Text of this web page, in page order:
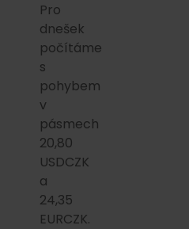
Pro
dnešek
počítáme
s
pohybem
v
pásmech
20,80
USDCZK
a
24,35
EURCZK.